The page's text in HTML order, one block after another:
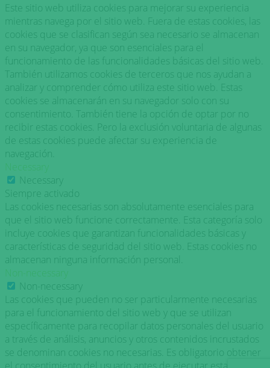
Este sitio web utiliza cookies para mejorar su experiencia
mientras navega por el sitio web. Fuera de estas cookies, las
cookies que se clasifican según sea necesario se almacenan
en su navegador, ya que son esenciales para el
funcionamiento de las funcionalidades básicas del sitio web.
También utilizamos cookies de terceros que nos ayudan a
analizar y comprender cómo utiliza este sitio web. Estas
cookies se almacenarán en su navegador solo con su
consentimiento. También tiene la opción de optar por no
recibir estas cookies. Pero la exclusión voluntaria de algunas
de estas cookies puede afectar su experiencia de
navegación.
Necessary
Necessary
Siempre activado
Las cookies necesarias son absolutamente esenciales para
que el sitio web funcione correctamente. Esta categoría solo
incluye cookies que garantizan funcionalidades básicas y
características de seguridad del sitio web. Estas cookies no
almacenan ninguna información personal.
Non-necessary
Non-necessary
Las cookies que pueden no ser particularmente necesarias
para el funcionamiento del sitio web y que se utilizan
específicamente para recopilar datos personales del usuario
a través de análisis, anuncios y otros contenidos incrustados
se denominan cookies no necesarias. Es obligatorio obtener
el consentimiento del usuario antes de ejecutar estas